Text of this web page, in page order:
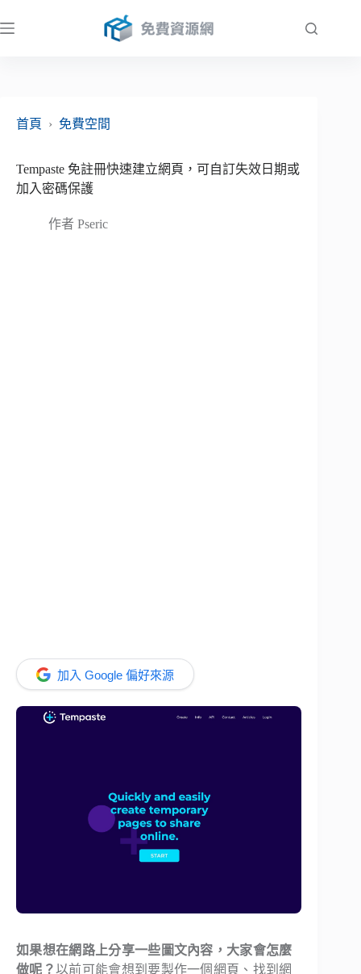
至
首頁
› 免費空間
Tempaste 免註冊快速建立網頁，可自訂失效日期或
加入密碼保護
作者 Pseric
加入 Google 偏好來源
如果想在網路上分享一些圖文內容，大家會怎麼
做呢？以前可能會想到要製作一個網頁、找到網